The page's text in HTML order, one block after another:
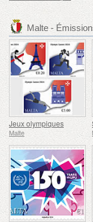
Malte -
Jeux olympiques
Malte